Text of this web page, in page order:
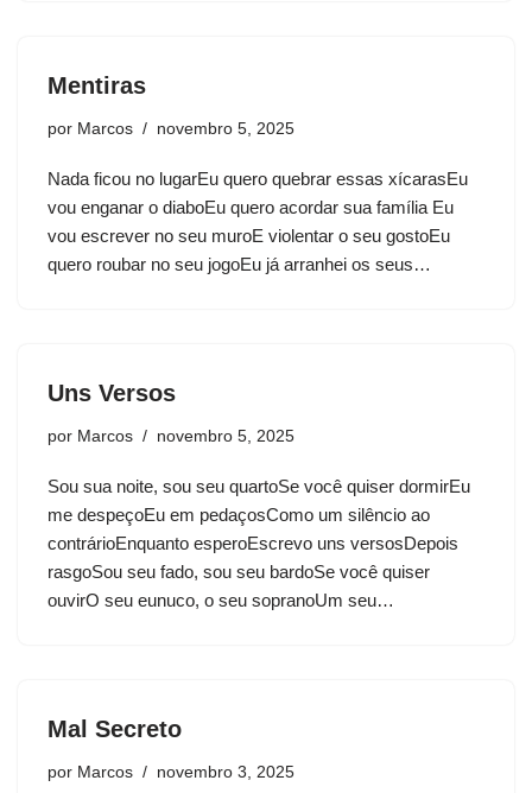
Mentiras
por Marcos novembro 5, 2025
Nada ficou no lugarEu quero quebrar essas xícarasEu
vou enganar o diaboEu quero acordar sua família Eu
vou escrever no seu muroE violentar o seu gostoEu
quero roubar no seu jogoEu já arranhei os seus…
Uns Versos
por Marcos novembro 5, 2025
Sou sua noite, sou seu quartoSe você quiser dormirEu
me despeçoEu em pedaçosComo um silêncio ao
contrárioEnquanto esperoEscrevo uns versosDepois
rasgoSou seu fado, sou seu bardoSe você quiser
ouvirO seu eunuco, o seu sopranoUm seu…
Mal Secreto
por Marcos novembro 3, 2025